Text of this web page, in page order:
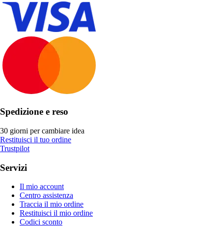
Spedizione e reso
30 giorni per cambiare idea
Restituisci il tuo ordine
Trustpilot
Servizi
Il mio account
Centro assistenza
Traccia il mio ordine
Restituisci il mio ordine
Codici sconto